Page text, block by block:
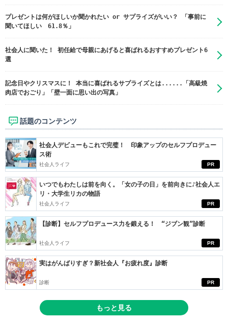
プレゼントは何がほしいか聞かれたい or サプライズがいい？ 「事前に
聞いてほしい 61.8％」
社会人に聞いた！ 初任給で母親にあげると喜ばれるおすすめプレゼント6
選
記念日やクリスマスに！ 本当に喜ばれるサプライズとは......「高級焼
肉店でおごり」「壁一面に思い出の写真」
話題のコンテンツ
PR
社会人デビューもこれで完璧！ 印象アップのセルフプロデュー
ス術
社会人ライフ
PR
いつでもわたしは前を向く。「女の子の日」を前向きに♪社会人エ
リ・大学生リカの物語
社会人ライフ
PR
【診断】セルフプロデュース力を鍛える！ “ジブン観”診断
社会人ライフ
PR
実はがんばりすぎ？新社会人『お疲れ度』診断
診断
もっと見る